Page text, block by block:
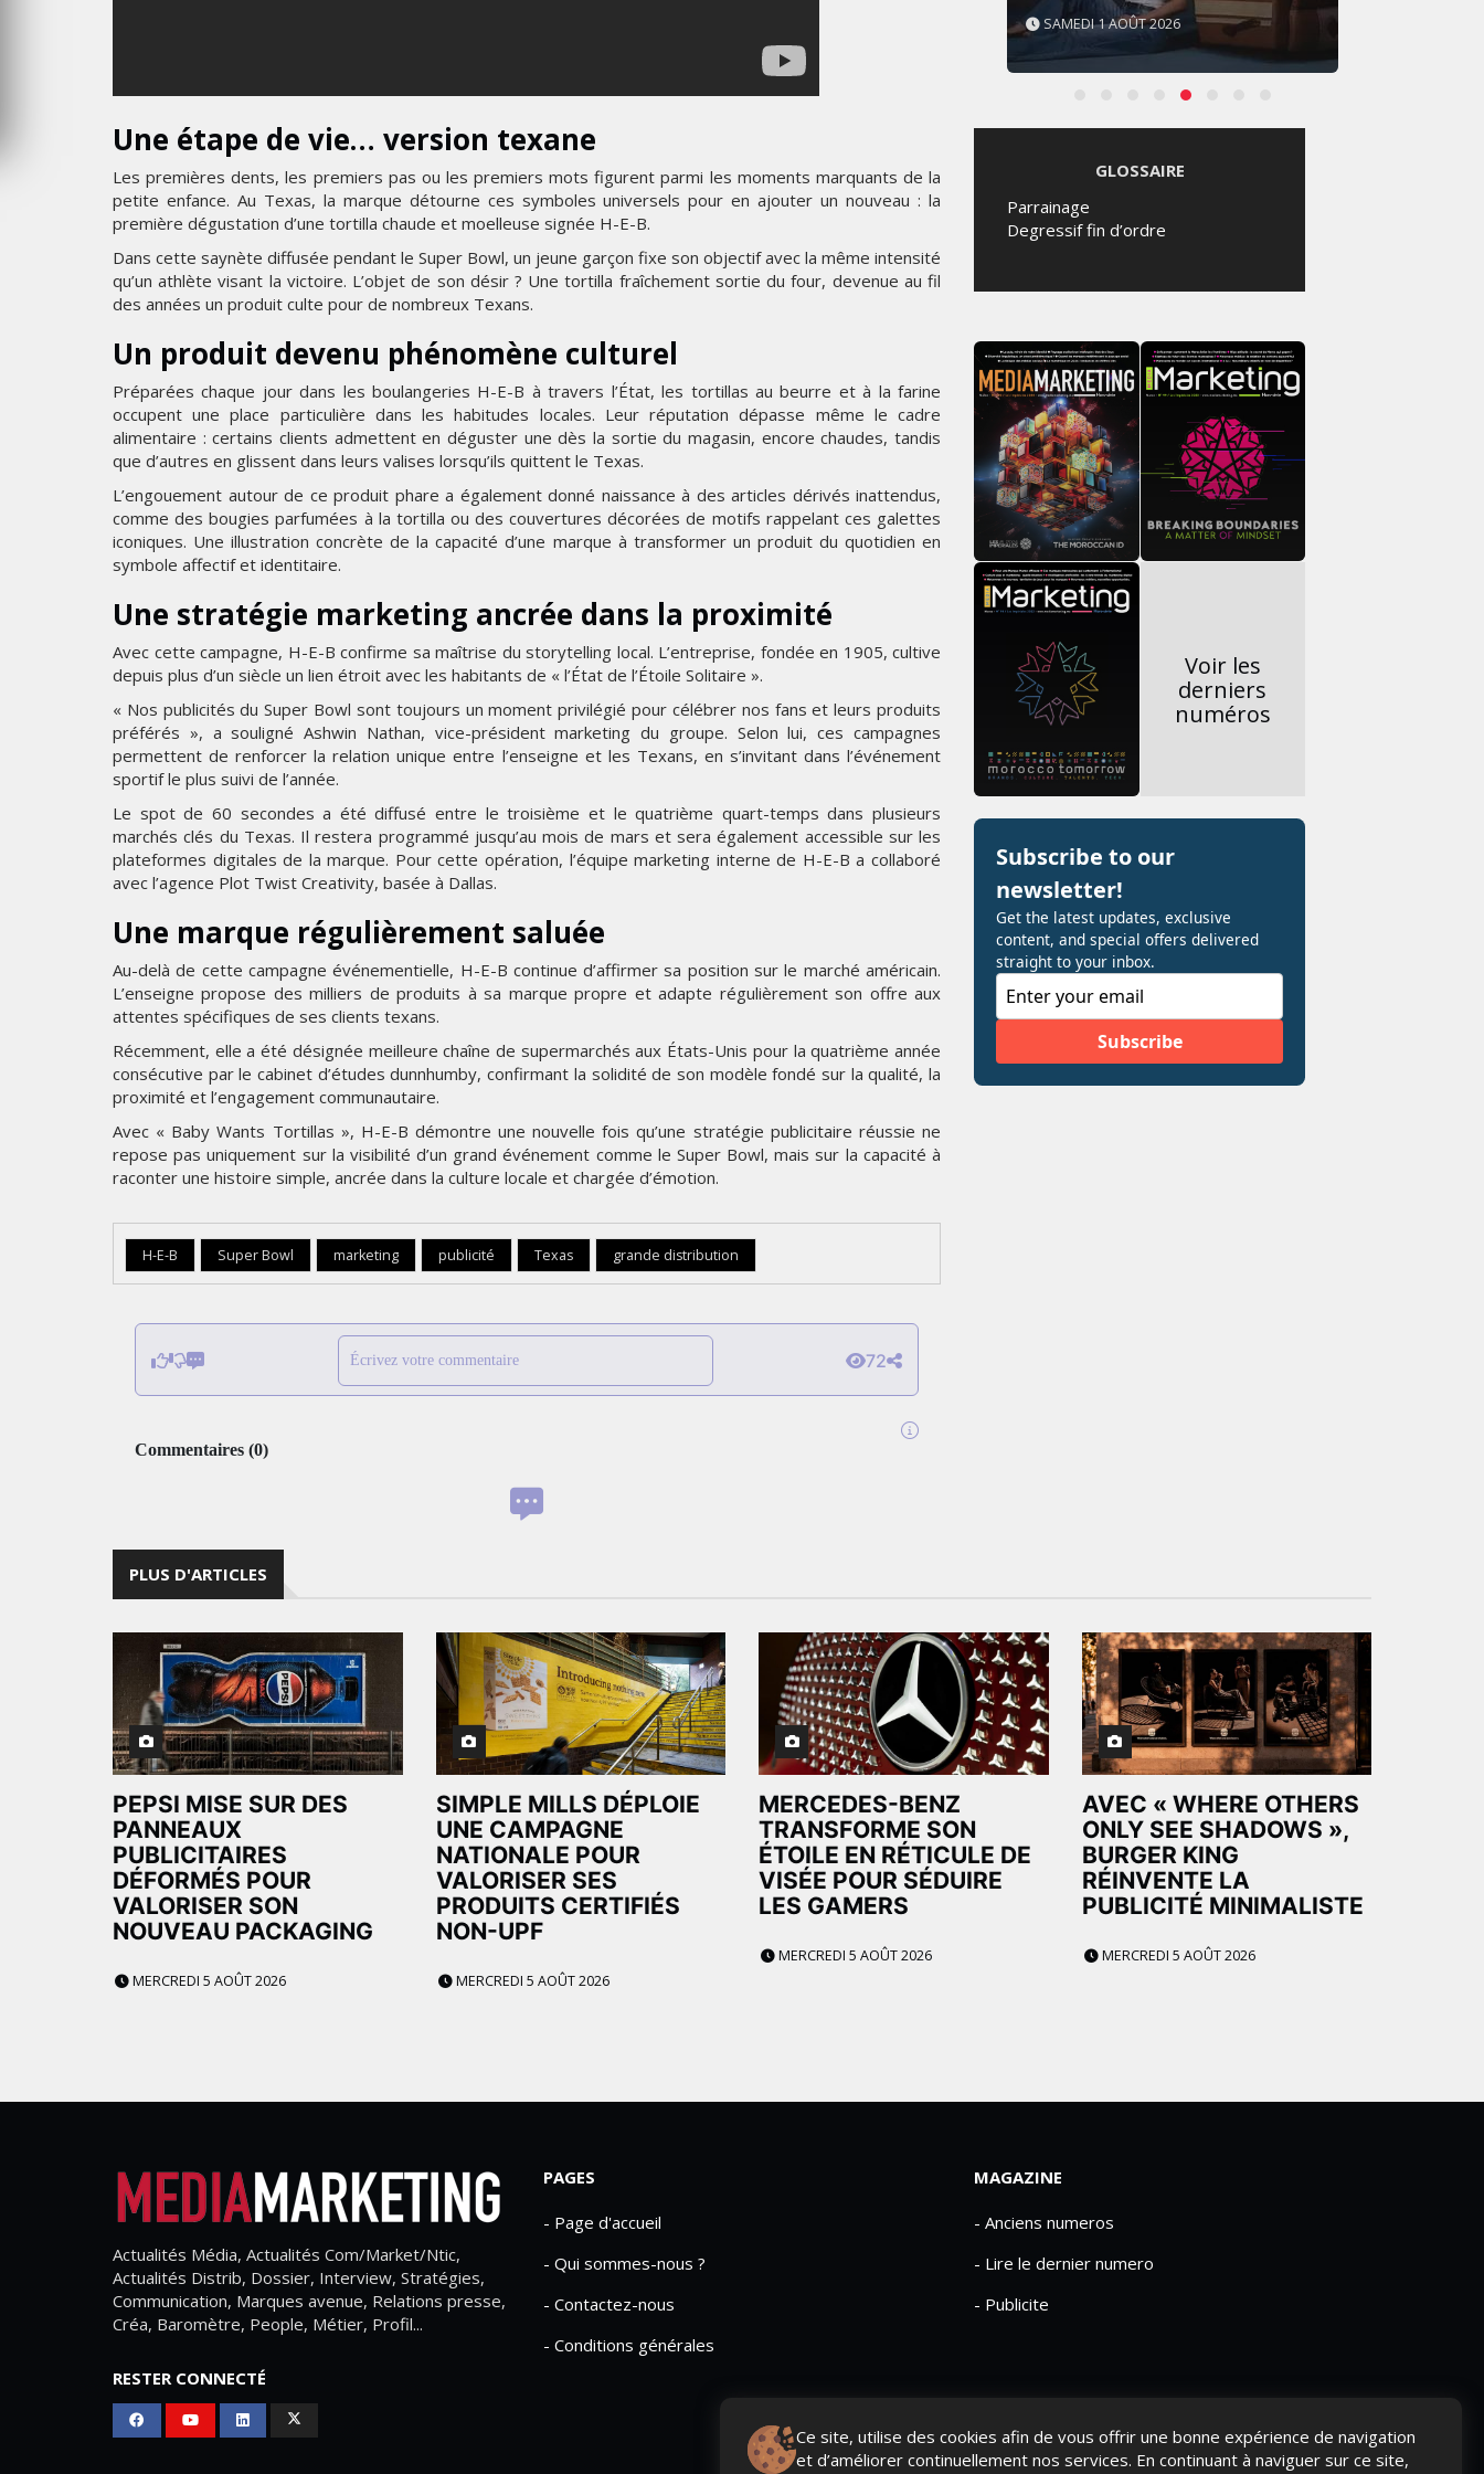
Une étape de vie… version texane
Les premières dents, les premiers pas ou les premiers mots figurent parmi les moments marquants de la
petite enfance. Au Texas, la marque détourne ces symboles universels pour en ajouter un nouveau : la
première dégustation d’une tortilla chaude et moelleuse signée H-E-B.
Dans cette saynète diffusée pendant le Super Bowl, un jeune garçon fixe son objectif avec la même intensité
qu’un athlète visant la victoire. L’objet de son désir ? Une tortilla fraîchement sortie du four, devenue au fil
des années un produit culte pour de nombreux Texans.
Un produit devenu phénomène culturel
Préparées chaque jour dans les boulangeries H-E-B à travers l’État, les tortillas au beurre et à la farine
occupent une place particulière dans les habitudes locales. Leur réputation dépasse même le cadre
alimentaire : certains clients admettent en déguster une dès la sortie du magasin, encore chaudes, tandis
que d’autres en glissent dans leurs valises lorsqu’ils quittent le Texas.
L’engouement autour de ce produit phare a également donné naissance à des articles dérivés inattendus,
comme des bougies parfumées à la tortilla ou des couvertures décorées de motifs rappelant ces galettes
iconiques. Une illustration concrète de la capacité d’une marque à transformer un produit du quotidien en
symbole affectif et identitaire.
Une stratégie marketing ancrée dans la proximité
Avec cette campagne, H-E-B confirme sa maîtrise du storytelling local. L’entreprise, fondée en 1905, cultive
depuis plus d’un siècle un lien étroit avec les habitants de « l’État de l’Étoile Solitaire ».
« Nos publicités du Super Bowl sont toujours un moment privilégié pour célébrer nos fans et leurs produits
préférés », a souligné Ashwin Nathan, vice-président marketing du groupe. Selon lui, ces campagnes
permettent de renforcer la relation unique entre l’enseigne et les Texans, en s’invitant dans l’événement
sportif le plus suivi de l’année.
Le spot de 60 secondes a été diffusé entre le troisième et le quatrième quart-temps dans plusieurs
marchés clés du Texas. Il restera programmé jusqu’au mois de mars et sera également accessible sur les
plateformes digitales de la marque. Pour cette opération, l’équipe marketing interne de H-E-B a collaboré
avec l’agence Plot Twist Creativity, basée à Dallas.
Une marque régulièrement saluée
Au-delà de cette campagne événementielle, H-E-B continue d’affirmer sa position sur le marché américain.
L’enseigne propose des milliers de produits à sa marque propre et adapte régulièrement son offre aux
attentes spécifiques de ses clients texans.
Récemment, elle a été désignée meilleure chaîne de supermarchés aux États-Unis pour la quatrième année
consécutive par le cabinet d’études dunnhumby, confirmant la solidité de son modèle fondé sur la qualité, la
proximité et l’engagement communautaire.
Avec « Baby Wants Tortillas », H-E-B démontre une nouvelle fois qu’une stratégie publicitaire réussie ne
repose pas uniquement sur la visibilité d’un grand événement comme le Super Bowl, mais sur la capacité à
raconter une histoire simple, ancrée dans la culture locale et chargée d’émotion.
H-E-B Super Bowl marketing publicité Texas grande distribution
Écrivez votre commentaire 72
Commentaires (0)
SAMEDI 1 AOÛT 2026
GLOSSAIRE
Parrainage
Degressif fin d’ordre
Voir les
derniers
numéros
PLUS D'ARTICLES
PEPSI MISE SUR DES
PANNEAUX
PUBLICITAIRES
DÉFORMÉS POUR
VALORISER SON
NOUVEAU PACKAGING
MERCREDI 5 AOÛT 2026
SIMPLE MILLS DÉPLOIE
UNE CAMPAGNE
NATIONALE POUR
VALORISER SES
PRODUITS CERTIFIÉS
NON-UPF
MERCREDI 5 AOÛT 2026
MERCEDES-BENZ
TRANSFORME SON
ÉTOILE EN RÉTICULE DE
VISÉE POUR SÉDUIRE
LES GAMERS
MERCREDI 5 AOÛT 2026
AVEC « WHERE OTHERS
ONLY SEE SHADOWS »,
BURGER KING
RÉINVENTE LA
PUBLICITÉ MINIMALISTE
MERCREDI 5 AOÛT 2026
Ce site, utilise des cookies afin de vous offrir une bonne expérience de navigation
et d’améliorer continuellement nos services. En continuant à naviguer sur ce site,
Actualités Média, Actualités Com/Market/Ntic,
Actualités Distrib, Dossier, Interview, Stratégies,
Communication, Marques avenue, Relations presse,
Créa, Baromètre, People, Métier, Profil...
RESTER CONNECTÉ
PAGES
- Page d'accueil
- Qui sommes-nous ?
- Contactez-nous
- Conditions générales
MAGAZINE
- Anciens numeros
- Lire le dernier numero
- Publicite